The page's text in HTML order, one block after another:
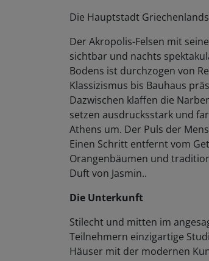
Die Hauptstadt
Der Akropolis-Felsen mit
sichtbar und nachts
Bodens ist durchzogen von
Klassizismus bis Bauhaus
Dazwischen klaffen die
setzen ausdrucksstark und
Athens um. Der Puls der
Einen Schritt entfernt vom
Orangenbäumen und
Duft von Jasmin..
Die Unterkunft
Stilecht und mitten im
Teilnehmern einzigartige
Häuser mit der modernen